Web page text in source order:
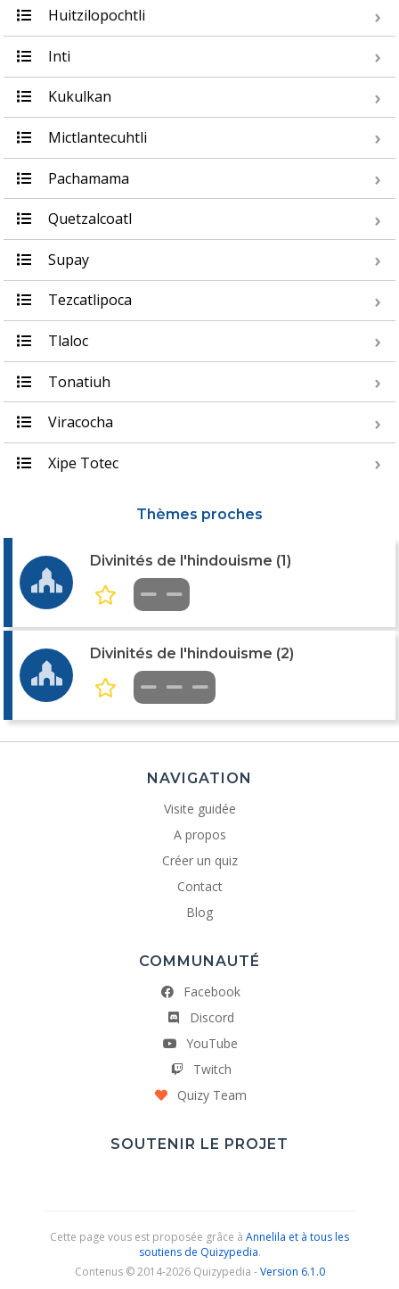
Huitzilopochtli
Inti
Kukulkan
Mictlantecuhtli
Pachamama
Quetzalcoatl
Supay
Tezcatlipoca
Tlaloc
Tonatiuh
Viracocha
Xipe Totec
Thèmes proches
Divinités de l'hindouisme (1)
Divinités de l'hindouisme (2)
NAVIGATION
Visite guidée
A propos
Créer un quiz
Contact
Blog
COMMUNAUTÉ
Facebook
Discord
YouTube
Twitch
Quizy Team
SOUTENIR LE PROJET
Cette page vous est proposée grâce à Annelila et à tous les
soutiens de Quizypedia.
Contenus © 2014-2026 Quizypedia -Version 6.1.0